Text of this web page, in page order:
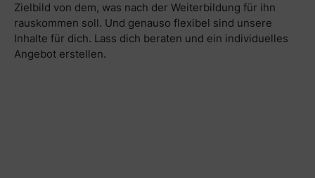
Zielbild von dem, was nach der Weiterbildung für ihn
rauskommen soll. Und genauso flexibel sind unsere
Inhalte für dich. Lass dich beraten und ein individuelles
Angebot erstellen.